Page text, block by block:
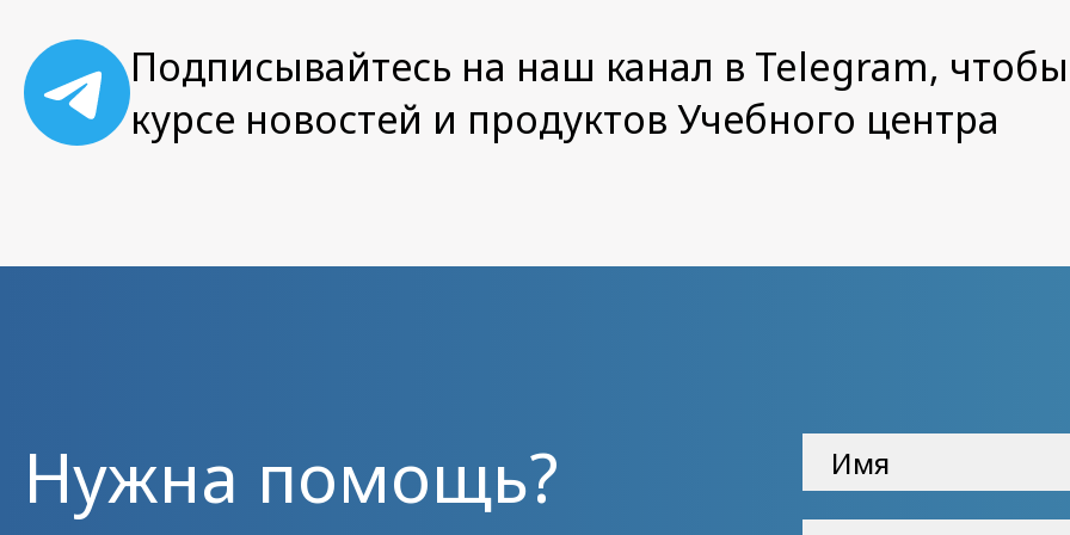
Подписывайтесь на наш канал в Telegram,
курсе новостей и продуктов Учебного центра
Нужна помощь?